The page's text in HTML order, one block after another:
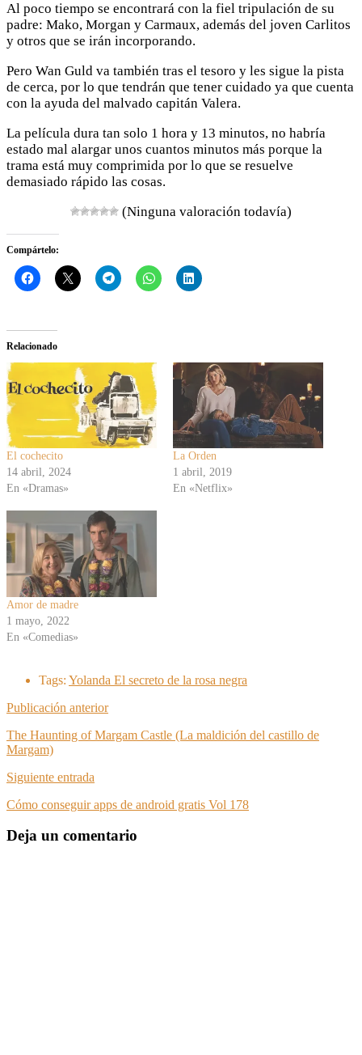
Al poco tiempo se encontrará con la fiel tripulación de su
padre: Mako, Morgan y Carmaux, además del joven Carlitos
y otros que se irán incorporando.
Pero Wan Guld va también tras el tesoro y les sigue la pista
de cerca, por lo que tendrán que tener cuidado ya que cuenta
con la ayuda del malvado capitán Valera.
La película dura tan solo 1 hora y 13 minutos, no habría
estado mal alargar unos cuantos minutos más porque la
trama está muy comprimida por lo que se resuelve
demasiado rápido las cosas.
(Ninguna valoración todavía)
Compártelo:
Relacionado
El cochecito
14 abril, 2024
En «Dramas»
La Orden
1 abril, 2019
En «Netflix»
Amor de madre
1 mayo, 2022
En «Comedias»
Tags: Yolanda El secreto de la rosa negra
Publicación anterior
The Haunting of Margam Castle (La maldición del castillo de
Margam)
Siguiente entrada
Cómo conseguir apps de android gratis Vol 178
Deja un comentario